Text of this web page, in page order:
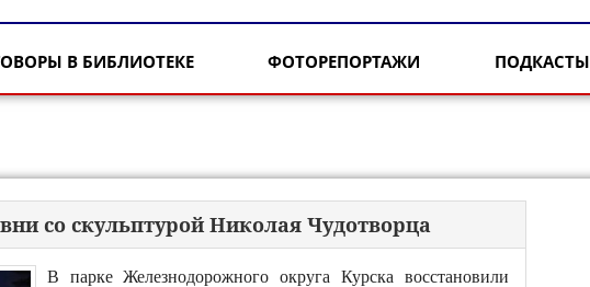
В БИБЛИОТЕКЕ ФОТОРЕПОРТАЖИ ПОДКАСТЫ
со скульптурой Николая Чудотворца
В парке Железнодорожного округа Курска восстановили